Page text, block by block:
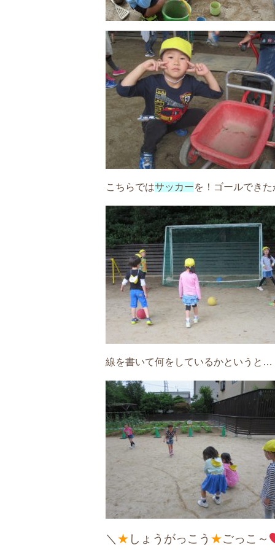
こちらではサッカーを！ゴールでき
線を書いて何をしているかというと…
＼ ★ しょうがっこう ★ごっこ～